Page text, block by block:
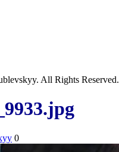
All Rights Reserved.
0